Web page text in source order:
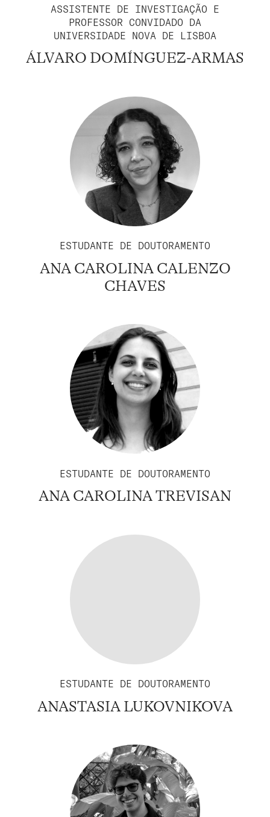
ASSISTENTE DE INVESTIGAÇÃO E
PROFESSOR CONVIDADO DA
UNIVERSIDADE NOVA DE LISBOA
ÁLVARO DOMÍNGUEZ-ARMAS
ESTUDANTE DE DOUTORAMENTO
ANA CAROLINA CALENZO
CHAVES
ESTUDANTE DE DOUTORAMENTO
ANA CAROLINA TREVISAN
ESTUDANTE DE DOUTORAMENTO
ANASTASIA LUKOVNIKOVA